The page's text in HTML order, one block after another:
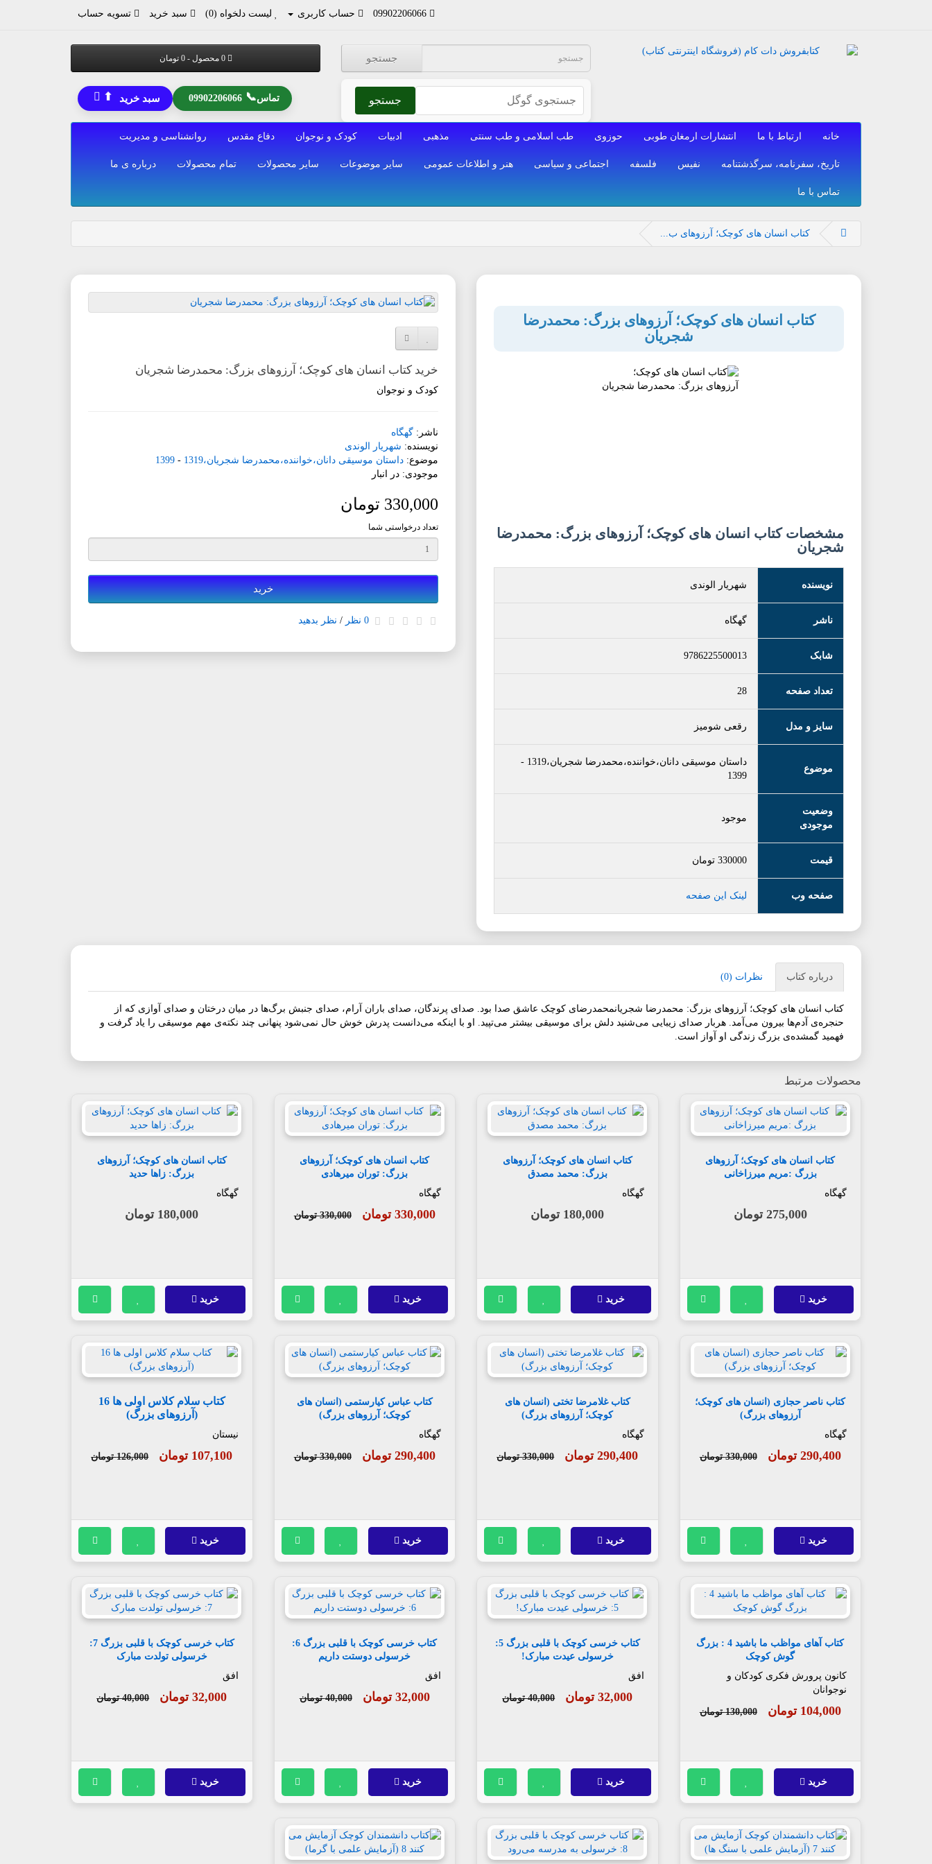
09902206066 حساب کاربری لیست دلخواه (0) سبد خرید تسویه حساب
جستجو
جستجو
0 محصول - 0 تومان
تماس📞
09902206066 سبد خرید ⬆
خانه ارتباط با ما انتشارات ارمغان طوبی حوزوی طب اسلامی و طب سنتی مذهبی ادبیات کودک و نوجوان دفاع مقدس روانشناسی و مدیریت
تاریخ، سفرنامه، سرگذشتنامه نفیس فلسفه اجتماعی و سیاسی هنر و اطلاعات عمومی سایر موضوعات سایر محصولات تمام محصولات درباره ی ما
تماس با ما
کتاب انسان های کوچک؛ آرزوهای ب...
کتاب انسان های کوچک؛ آرزوهای بزرگ: محمدرضا
شجریان
مشخصات کتاب انسان های کوچک؛ آرزوهای بزرگ: محمدرضا
شجریان
نویسنده شهریار الوندی
ناشر گهگاه
شابک 9786225500013
تعداد صفحه 28
سایز و مدل رقعی شومیز
موضوع
داستان موسیقی دانان،خواننده،محمدرضا شجریان،1319
-
1399
وضعیت
موجودی
موجود
قیمت 330000 تومان
صفحه وب لینک این صفحه
افزودن به لیست دلخواه
خرید کتاب انسان های کوچک؛ آرزوهای بزرگ: محمدرضا شجریان
کودک و نوجوان
ناشر: گهگاه
نویسنده: شهریار الوندی
موضوع: داستان موسیقی دانان،خواننده،محمدرضا شجریان،1319 -
1399
موجودی: در انبار
330,000 تومان
تعداد درخواستی شما
خرید
0 نظر / نظر بدهید
درباره کتاب نظرات (0)
کتاب انسان های کوچک؛ آرزوهای بزرگ: محمدرضا شجریانمحمدرضای کوچک عاشق صدا بود. صدای پرندگان، صدای باران آرام، صدای جنبش برگ‌ها در میان درختان و صدای آوازی که از
حنجره‌ی آدم‌ها بیرون می‌آمد. هربار صدای زیبایی می‌شنید دلش برای موسیقی بیشتر می‌تپید. او با اینکه می‌دانست پدرش خوش حال نمی‌شود پنهانی چند نکته‌ی مهم موسیقی را یاد گرفت و
فهمید گمشده‌ی بزرگ زندگی او آواز است.
محصولات مرتبط
کتاب انسان های کوچک؛ آرزوهای
بزرگ :مریم میرزاخانی
گهگاه
275,000 تومان
خرید
کتاب انسان های کوچک؛ آرزوهای
بزرگ: محمد مصدق
گهگاه
180,000 تومان
خرید
کتاب انسان های کوچک؛ آرزوهای
بزرگ: توران میرهادی
گهگاه
330,000 تومان 330,000 تومان
خرید
کتاب انسان های کوچک؛ آرزوهای
بزرگ: زاها حدید
گهگاه
180,000 تومان
خرید
کتاب ناصر حجازی (انسان های کوچک؛
آرزوهای بزرگ)
گهگاه
290,400 تومان 330,000 تومان
خرید
کتاب غلامرضا تختی (انسان های
کوچک؛ آرزوهای بزرگ)
گهگاه
290,400 تومان 330,000 تومان
خرید
کتاب عباس کیارستمی (انسان های
کوچک؛ آرزوهای بزرگ)
گهگاه
290,400 تومان 330,000 تومان
خرید
کتاب سلام کلاس اولی ها 16
(آرزوهای بزرگ)
نیستان
107,100 تومان 126,000 تومان
خرید
کتاب آهای مواظب ما باشید 4 : بزرگ
گوش کوچک
کانون پرورش فکری کودکان و
نوجوانان
104,000 تومان 130,000 تومان
خرید
کتاب خرسی کوچک با قلبی بزرگ 5:
خرسولی عیدت مبارک!
افق
32,000 تومان 40,000 تومان
خرید
کتاب خرسی کوچک با قلبی بزرگ 6:
خرسولی دوستت داریم
افق
32,000 تومان 40,000 تومان
خرید
کتاب خرسی کوچک با قلبی بزرگ 7:
خرسولی تولدت مبارک
افق
32,000 تومان 40,000 تومان
خرید